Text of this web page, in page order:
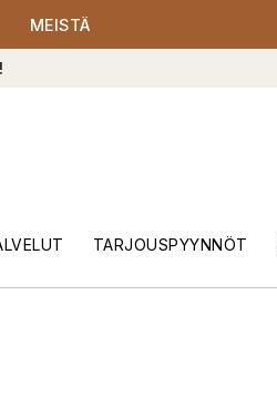
MEISTÄ
TARJOUSPYYNNÖT